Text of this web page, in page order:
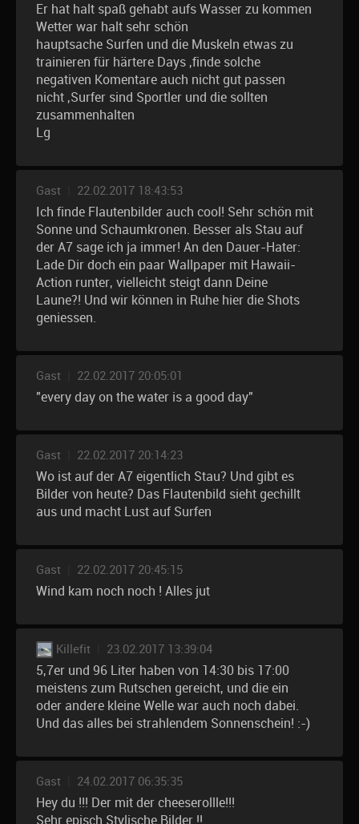
Er hat halt spaß gehabt aufs Wasser zu kommen
Wetter war halt sehr schön
hauptsache Surfen und die Muskeln etwas zu
trainieren für härtere Days ,finde solche
negativen Komentare auch nicht gut passen
nicht ,Surfer sind Sportler und die sollten
zusammenhalten
Lg
Gast 22.02.2017 18:43:53
Ich finde Flautenbilder auch cool! Sehr schön mit
Sonne und Schaumkronen. Besser als Stau auf
der A7 sage ich ja immer! An den Dauer-Hater:
Lade Dir doch ein paar Wallpaper mit Hawaii-
Action runter, vielleicht steigt dann Deine
Laune?! Und wir können in Ruhe hier die Shots
geniessen.
Gast 22.02.2017 20:05:01
"every day on the water is a good day"
Gast 22.02.2017 20:14:23
Wo ist auf der A7 eigentlich Stau? Und gibt es
Bilder von heute? Das Flautenbild sieht gechillt
aus und macht Lust auf Surfen
Gast 22.02.2017 20:45:15
Wind kam noch noch ! Alles jut
Killefit 23.02.2017 13:39:04
5,7er und 96 Liter haben von 14:30 bis 17:00
meistens zum Rutschen gereicht, und die ein
oder andere kleine Welle war auch noch dabei.
Und das alles bei strahlendem Sonnenschein! :-)
Gast 24.02.2017 06:35:35
Hey du !!! Der mit der cheeserollle!!!
Sehr episch Stylische Bilder !!